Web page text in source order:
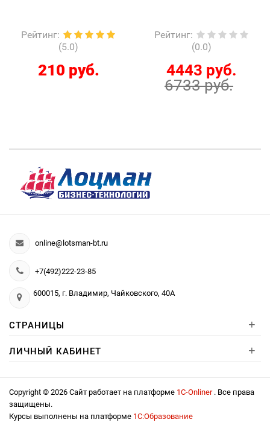
Рейтинг:
(5.0)
210 руб.
Рейтинг:
(0.0)
4443 руб.
6733 руб.
online@lotsman-bt.ru
+7(492)222-23-85
600015, г. Владимир, Чайковского, 40А
СТРАНИЦЫ +
ЛИЧНЫЙ КАБИНЕТ +
Copyright © 2026 Сайт работает на платформе 1С-Onliner . Все права
защищены.
Курсы выполнены на платформе 1С:Образование